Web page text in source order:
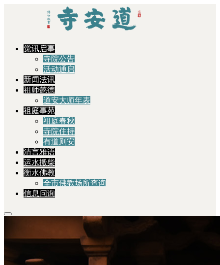
觉讯启事
寺院公告
活动通启
新闻法讯
祖师懿德
道安大师年表
祖庭事苑
祖庭春秋
寺院住持
有道则安
清言雅语
运水搬柴
衡水佛教
全市佛教场所查询
信息问询